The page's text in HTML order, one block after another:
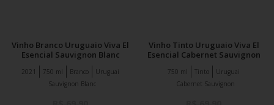
Vinho Branco Uruguaio Viva El
Esencial Sauvignon Blanc
Branco Uruguai
2021
750 ml
Sauvignon Blanc
Vinho Tinto Uruguaio Viva El
Esencial Cabernet Sauvignon
Tinto Uruguai
750 ml
Cabernet Sauvignon